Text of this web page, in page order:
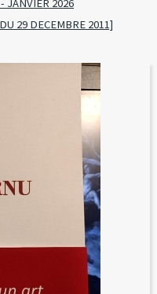
2026
29 DECEMBRE 2011]